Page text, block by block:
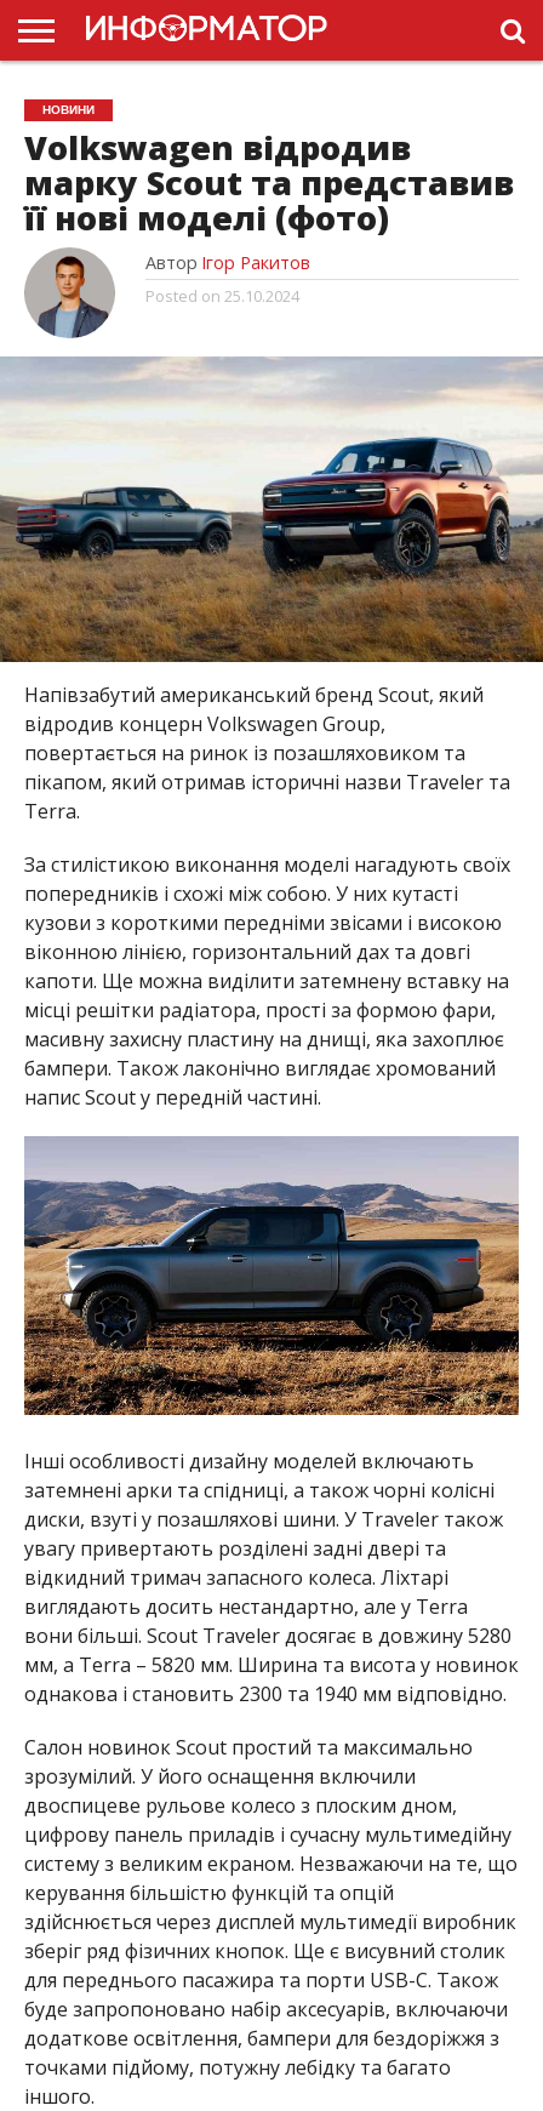
ГОЛОВНА
НОВИНИ
ПДР
УКРАЇНИ
РЕКЛАМА
ПРОЕКТЫ
НОВИНИ
Volkswagen відродив
марку Scout та представив
її нові моделі (фото)
Автор Ігор Ракитов
Posted on 25.10.2024
Напівзабутий американський бренд Scout, який
відродив концерн Volkswagen Group,
повертається на ринок із позашляховиком та
пікапом, який отримав історичні назви Traveler та
Terra.
За стилістикою виконання моделі нагадують своїх
попередників і схожі між собою. У них кутасті
кузови з короткими передніми звісами і високою
віконною лінією, горизонтальний дах та довгі
капоти. Ще можна виділити затемнену вставку на
місці решітки радіатора, прості за формою фари,
масивну захисну пластину на днищі, яка захоплює
бампери. Також лаконічно виглядає хромований
напис Scout у передній частині.
Інші особливості дизайну моделей включають
затемнені арки та спідниці, а також чорні колісні
диски, взуті у позашляхові шини. У Traveler також
увагу привертають розділені задні двері та
відкидний тримач запасного колеса. Ліхтарі
виглядають досить нестандартно, але у Terra
вони більші. Scout Traveler досягає в довжину 5280
мм, а Terra – 5820 мм. Ширина та висота у новинок
однакова і становить 2300 та 1940 мм відповідно.
Салон новинок Scout простий та максимально
зрозумілий. У його оснащення включили
двоспицеве ​​рульове колесо з плоским дном,
цифрову панель приладів і сучасну мультимедійну
систему з великим екраном. Незважаючи на те, що
керування більшістю функцій та опцій
здійснюється через дисплей мультимедії виробник
зберіг ряд фізичних кнопок. Ще є висувний столик
для переднього пасажира та порти USB-C. Також
буде запропоновано набір аксесуарів, включаючи
додаткове освітлення, бампери для бездоріжжя з
точками підйому, потужну лебідку та багато
іншого.